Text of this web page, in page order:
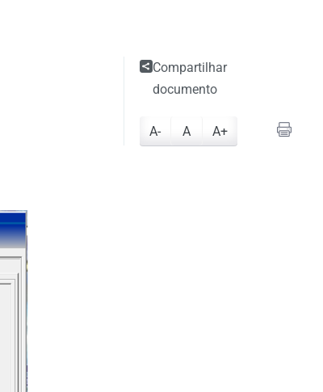
Compartilhar
documento
A- A A+